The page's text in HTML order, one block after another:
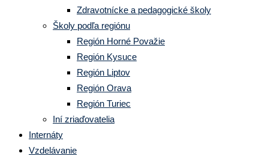
Zdravotnícke a pedagogické školy
Školy podľa regiónu
Región Horné Považie
Región Kysuce
Región Liptov
Región Orava
Región Turiec
Iní zriaďovatelia
Internáty
Vzdelávanie